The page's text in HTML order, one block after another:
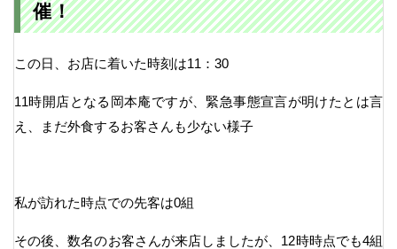
催！
この日、お店に着いた時刻は11：30
11時開店となる岡本庵ですが、緊急事態宣言が明けたとは言
え、まだ外食するお客さんも少ない様子
私が訪れた時点での先客は0組
その後、数名のお客さんが来店しましたが、12時時点でも4組